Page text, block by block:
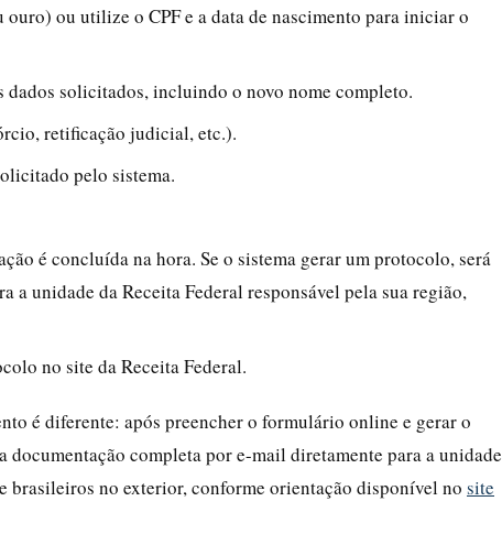
ou utilize o CPF e a data de nascimento para iniciar o
solicitados, incluindo o novo nome completo.
retificação judicial, etc.).
pelo sistema.
é concluída na hora. Se o sistema gerar um protocolo, será
a unidade da Receita Federal responsável pela sua região,
no site da Receita Federal.
é diferente: após preencher o formulário online e gerar o
completa por e-mail diretamente para a unidade
brasileiros no exterior, conforme orientação disponível no site